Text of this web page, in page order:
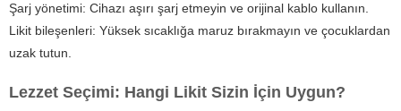
Şarj yönetimi: Cihazı aşırı şarj etmeyin ve orijinal kablo kullanın.
Likit bileşenleri: Yüksek sıcaklığa maruz bırakmayın ve çocuklardan
uzak tutun.
Lezzet Seçimi: Hangi Likit Sizin İçin Uygun?